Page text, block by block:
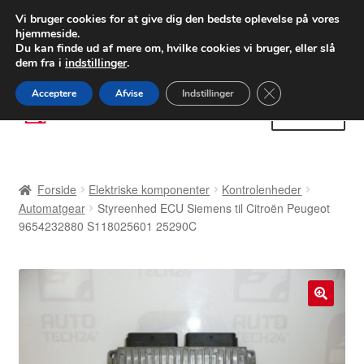
LEVERING fra 55 kr.
FEDEX verdensomspændende forsendelse
80 82 72 02
Spring
til
Spring
til
Betalinger
Forside Elektriske komponenter
Kontrolenheder
Automatgear
Styreenhed ECU Siemens til Citroën Peugeot
9654232880 S118025601 25290C
Vi bruger cookies for at give dig den bedste oplevelse på vores
hjemmeside.
Du kan finde ud af mere om, hvilke cookies vi bruger, eller slå
dem fra i indstillinger.
Acceptere Afvise Indstillinger Close GDPR